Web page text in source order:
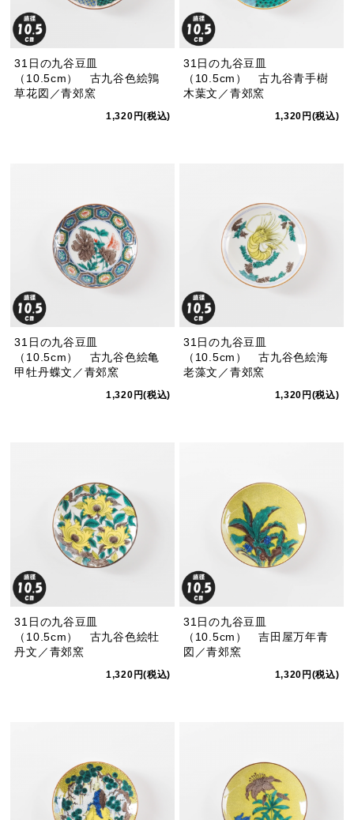
31日の九谷豆皿
（10.5cm） 古九谷色絵鶉
草花図／青郊窯
1,320円(税込)
31日の九谷豆皿
（10.5cm） 古九谷青手樹
木葉文／青郊窯
1,320円(税込)
31日の九谷豆皿
（10.5cm） 古九谷色絵亀
甲牡丹蝶文／青郊窯
1,320円(税込)
31日の九谷豆皿
（10.5cm） 古九谷色絵海
老藻文／青郊窯
1,320円(税込)
31日の九谷豆皿
（10.5cm） 古九谷色絵牡
丹文／青郊窯
1,320円(税込)
31日の九谷豆皿
（10.5cm） 吉田屋万年青
図／青郊窯
1,320円(税込)